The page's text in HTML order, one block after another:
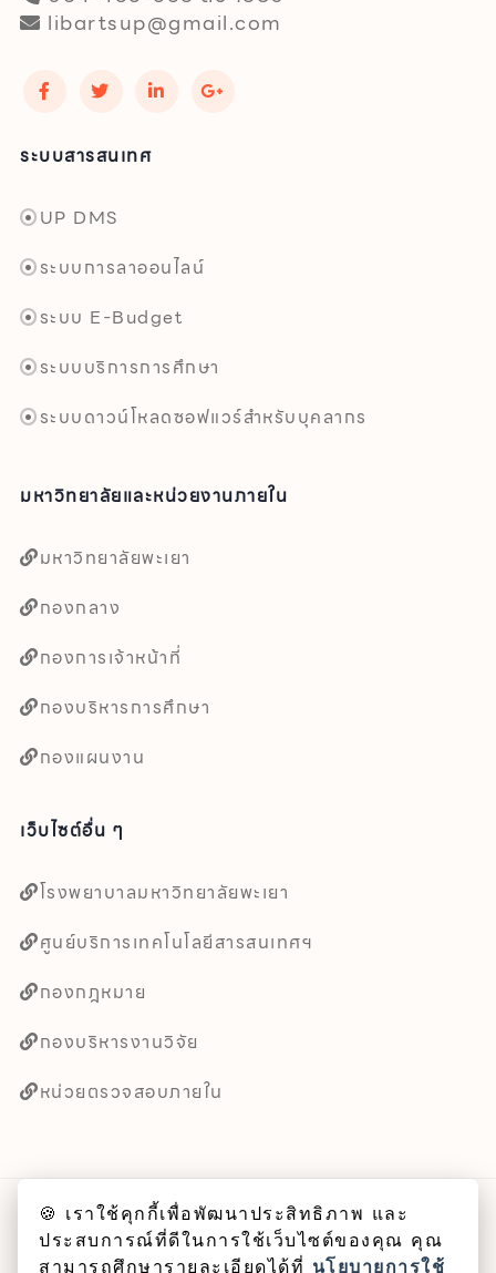
libartsup@gmail.com
ระบบสารสนเทศ
UP DMS
ระบบการลาออนไลน์
ระบบ E-Budget
ระบบบริการการศึกษา
ระบบดาวน์โหลดซอฟแวร์สำหรับบุคลากร
มหาวิทยาลัยและหน่วยงานภายใน
มหาวิทยาลัยพะเยา
กองกลาง
กองการเจ้าหน้าที่
กองบริหารการศึกษา
กองแผนงาน
เว็บไซต์อื่น ๆ
โรงพยาบาลมหาวิทยาลัยพะเยา
ศูนย์บริการเทคโนโลยีสารสนเทศฯ
กองกฎหมาย
กองบริหารงานวิจัย
หน่วยตรวจสอบภายใน
ลิขสิทธิ์ © 2025 คณะศิลปศาสตร์ มหาวิทยาลัยพะเยา
🍪 เราใช้คุกกี้เพื่อพัฒนาประสิทธิภาพ และ
ประสบการณ์ที่ดีในการใช้เว็บไซต์ของคุณ คุณ
สามารถศึกษารายละเอียดได้ที่ นโยบายการใช้